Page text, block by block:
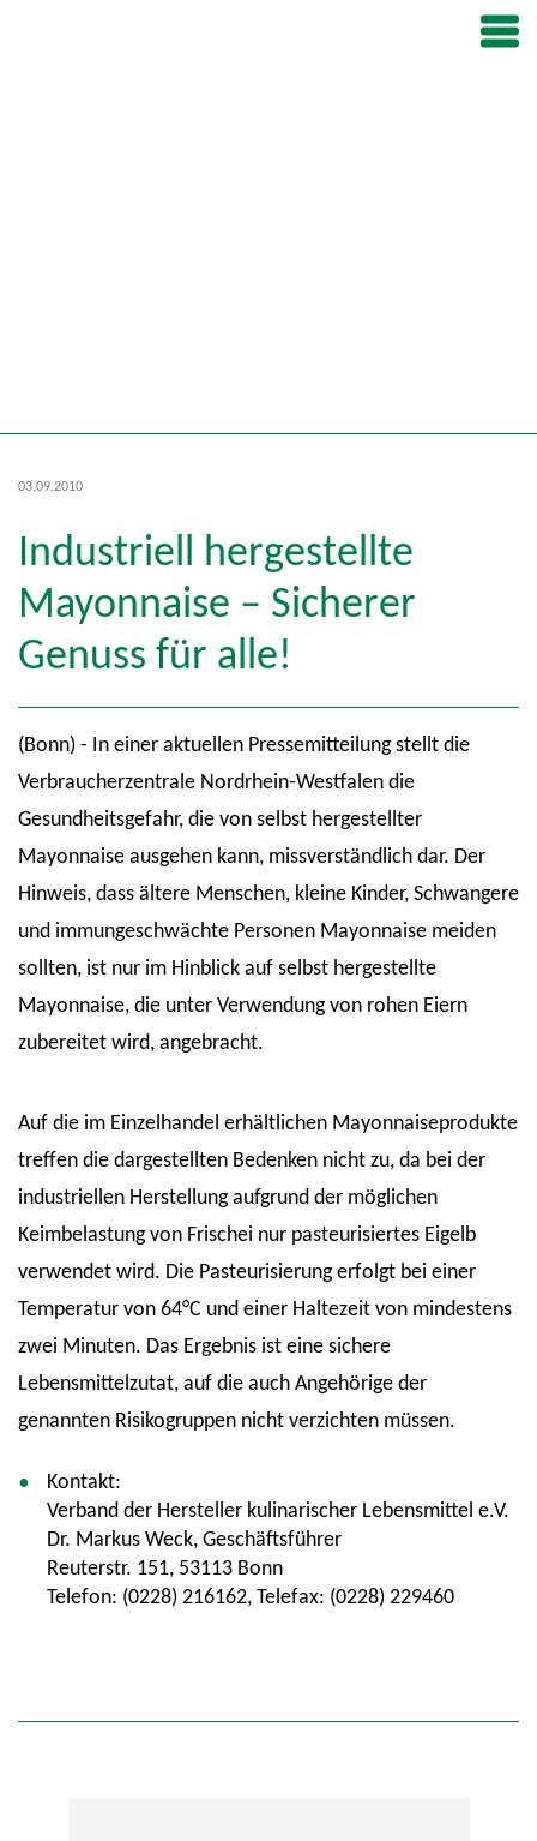
03.09.2010
Industriell hergestellte
Mayonnaise – Sicherer
Genuss für alle!
(Bonn) - In einer aktuellen Pressemitteilung stellt die
Verbraucherzentrale Nordrhein-Westfalen die
Gesundheitsgefahr, die von selbst hergestellter
Mayonnaise ausgehen kann, missverständlich dar. Der
Hinweis, dass ältere Menschen, kleine Kinder, Schwangere
und immungeschwächte Personen Mayonnaise meiden
sollten, ist nur im Hinblick auf selbst hergestellte
Mayonnaise, die unter Verwendung von rohen Eiern
zubereitet wird, angebracht.
Auf die im Einzelhandel erhältlichen Mayonnaiseprodukte
treffen die dargestellten Bedenken nicht zu, da bei der
industriellen Herstellung aufgrund der möglichen
Keimbelastung von Frischei nur pasteurisiertes Eigelb
verwendet wird. Die Pasteurisierung erfolgt bei einer
Temperatur von 64°C und einer Haltezeit von mindestens
zwei Minuten. Das Ergebnis ist eine sichere
Lebensmittelzutat, auf die auch Angehörige der
genannten Risikogruppen nicht verzichten müssen.
Kontakt:
Verband der Hersteller kulinarischer Lebensmittel e.V.
Dr. Markus Weck, Geschäftsführer
Reuterstr. 151, 53113 Bonn
Telefon: (0228) 216162, Telefax: (0228) 229460